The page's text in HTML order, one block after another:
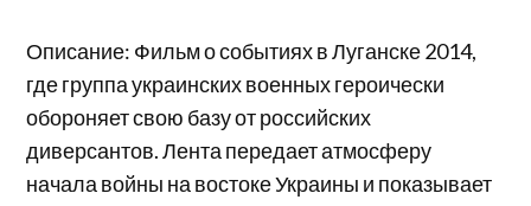
Описание: Фильм о событиях в Луганске 2014,
где группа украинских военных героически
обороняет свою базу от российских
диверсантов. Лента передает атмосферу
начала войны на востоке Украины и показывает